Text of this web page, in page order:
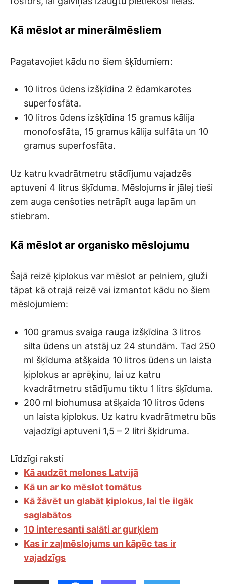
Kā mēslot ar minerālmēsliem
Pagatavojiet kādu no šiem šķīdumiem:
10 litros ūdens izšķīdina 2 ēdamkarotes
superfosfāta.
10 litros ūdens izšķīdina 15 gramus kālija
monofosfāta, 15 gramus kālija sulfāta un 10
gramus superfosfāta.
Uz katru kvadrātmetru stādījumu vajadzēs
aptuveni 4 litrus šķīduma. Mēslojums ir jālej tieši
zem auga cenšoties netrāpīt auga lapām un
stiebram.
Kā mēslot ar organisko mēslojumu
Šajā reizē ķiplokus var mēslot ar pelniem, gluži
tāpat kā otrajā reizē vai izmantot kādu no šiem
mēslojumiem:
100 gramus svaiga rauga izšķīdina 3 litros
silta ūdens un atstāj uz 24 stundām. Tad 250
ml šķīduma atšķaida 10 litros ūdens un laista
ķiplokus ar aprēķinu, lai uz katru
kvadrātmetru stādījumu tiktu 1 litrs šķīduma.
200 ml biohumusa atšķaida 10 litros ūdens
un laista ķiplokus. Uz katru kvadrātmetru būs
vajadzīgi aptuveni 1,5 – 2 litri šķidruma.
Līdzīgi raksti
Kā audzēt melones Latvijā
Kā un ar ko mēslot tomātus
Kā žāvēt un glabāt ķiplokus, lai tie ilgāk
saglabātos
10 interesanti salāti ar gurķiem
Kas ir zaļmēslojums un kāpēc tas ir
vajadzīgs